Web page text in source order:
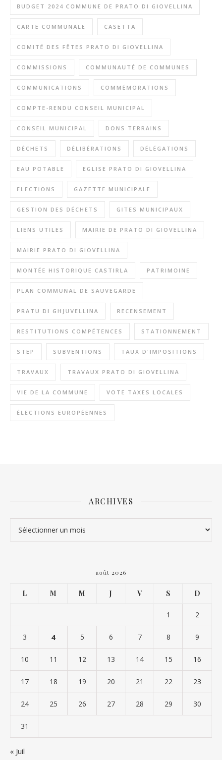
BUDGET 2024 COMMUNE DE PRATO DI GIOVELLINA
CARTE COMMUNALE CASETTA
COMITÉ DES FÊTES PRATO DI GIOVELLINA
COMMISSIONS COMMUNAUTÉ DE COMMUNES
COMMUNICATIONS COMMÉMORATIONS
COMPTE-RENDU CONSEIL MUNICIPAL
CONSEIL MUNICIPAL DONS TERRAINS
DÉCHETS DÉLIBÉRATIONS DÉLÉGATIONS
EAU POTABLE EGLISE PRATO DI GIOVELLINA
ELECTIONS GAZETTE MUNICIPALE
GESTION DES DÉCHETS GITES MUNICIPAUX
LIENS UTILES MAIRIE DE PRATO DI GIOVELLINA
MAIRIE PRATO DI GIOVELLINA
MONTÉE HISTORIQUE CASTIRLA PATRIMOINE
PLAN COMMUNAL DE SAUVEGARDE
PRATU DI GHJUVELLINA RECENSEMENT
RESTITUTIONS COMPÉTENCES STATIONNEMENT
STEP SUBVENTIONS TAUX D'IMPOSITIONS
TRAVAUX TRAVAUX PRATO DI GIOVELLINA
VIE DE LA COMMUNE VOTE TAXES LOCALES
ÉLECTIONS EUROPÉENNES
ARCHIVES
août 2026
L M M J V S D
1 2
3 4 5 6 7 8 9
10 11 12 13 14 15 16
17 18 19 20 21 22 23
24 25 26 27 28 29 30
31
« Juil